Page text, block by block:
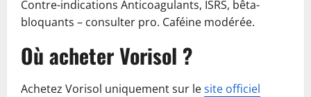
Contre-indications Anticoagulants, ISRS, bêta-
bloquants – consulter pro. Caféine modérée.
Où acheter Vorisol ?
Achetez Vorisol uniquement sur lesite officiel